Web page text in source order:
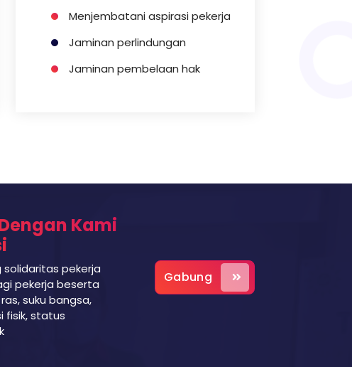
Menjembatani aspirasi pekerja
Jaminan perlindungan
Jaminan pembelaan hak
Kami
pekerja
pekerja beserta
suku bangsa,
fisik, status
Gabung